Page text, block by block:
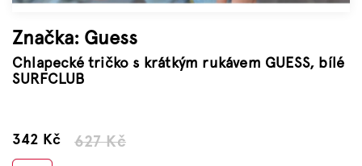
Značka: Guess
Chlapecké tričko s krátkým rukávem GUESS, bílé
SURFCLUB
627 Kč
342 KčMěrná